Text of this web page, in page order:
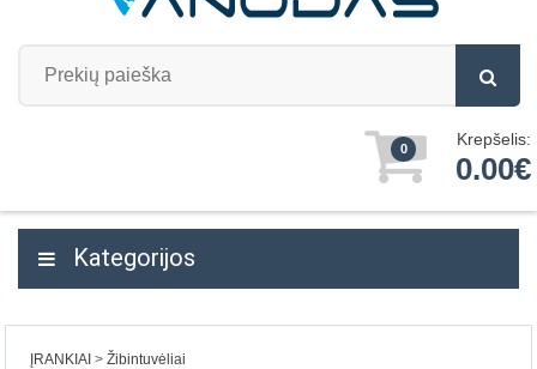
0 Krepšelis:
0.00€
Kategorijos
ĮRANKIAI Žibintuvėliai